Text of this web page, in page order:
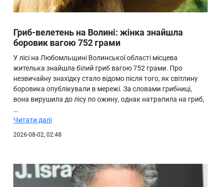
Гриб-велетень на Волині: жінка знайшла
боровик вагою 752 грами
У лісі на Любомльщині Волинської області місцева
жителька знайшла білий гриб вагою 752 грами. Про
незвичайну знахідку стало відомо після того, як світлину
боровика опублікували в мережі. За словами грибниці,
вона вирушила до лісу по ожину, однак натрапила на гриб,
…
Читати далі
2026-08-02, 02:48